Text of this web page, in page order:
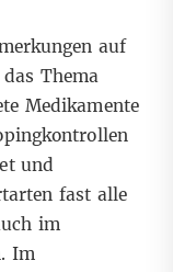
auf
Thema
Medikamente
und
fast alle
im
Im